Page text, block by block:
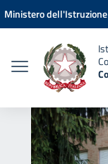
Vai ai contenuti
Vai al menu di
Vai al footer
Ministero